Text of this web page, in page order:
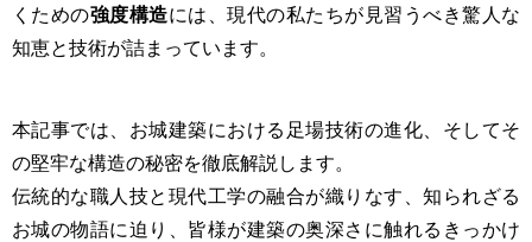
くための強度構造には、現代の私たちが見習うべき驚人な
知恵と技術が詰まっています。
本記事では、お城建築における足場技術の進化、そしてそ
の堅牢な構造の秘密を徹底解説します。
伝統的な職人技と現代工学の融合が織りなす、知られざる
お城の物語に迫り、皆様が建築の奥深さに触れるきっかけ